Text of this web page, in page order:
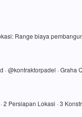
Range biaya
@kontraktorpadel · Graha
Persiapan Lokasi · 3